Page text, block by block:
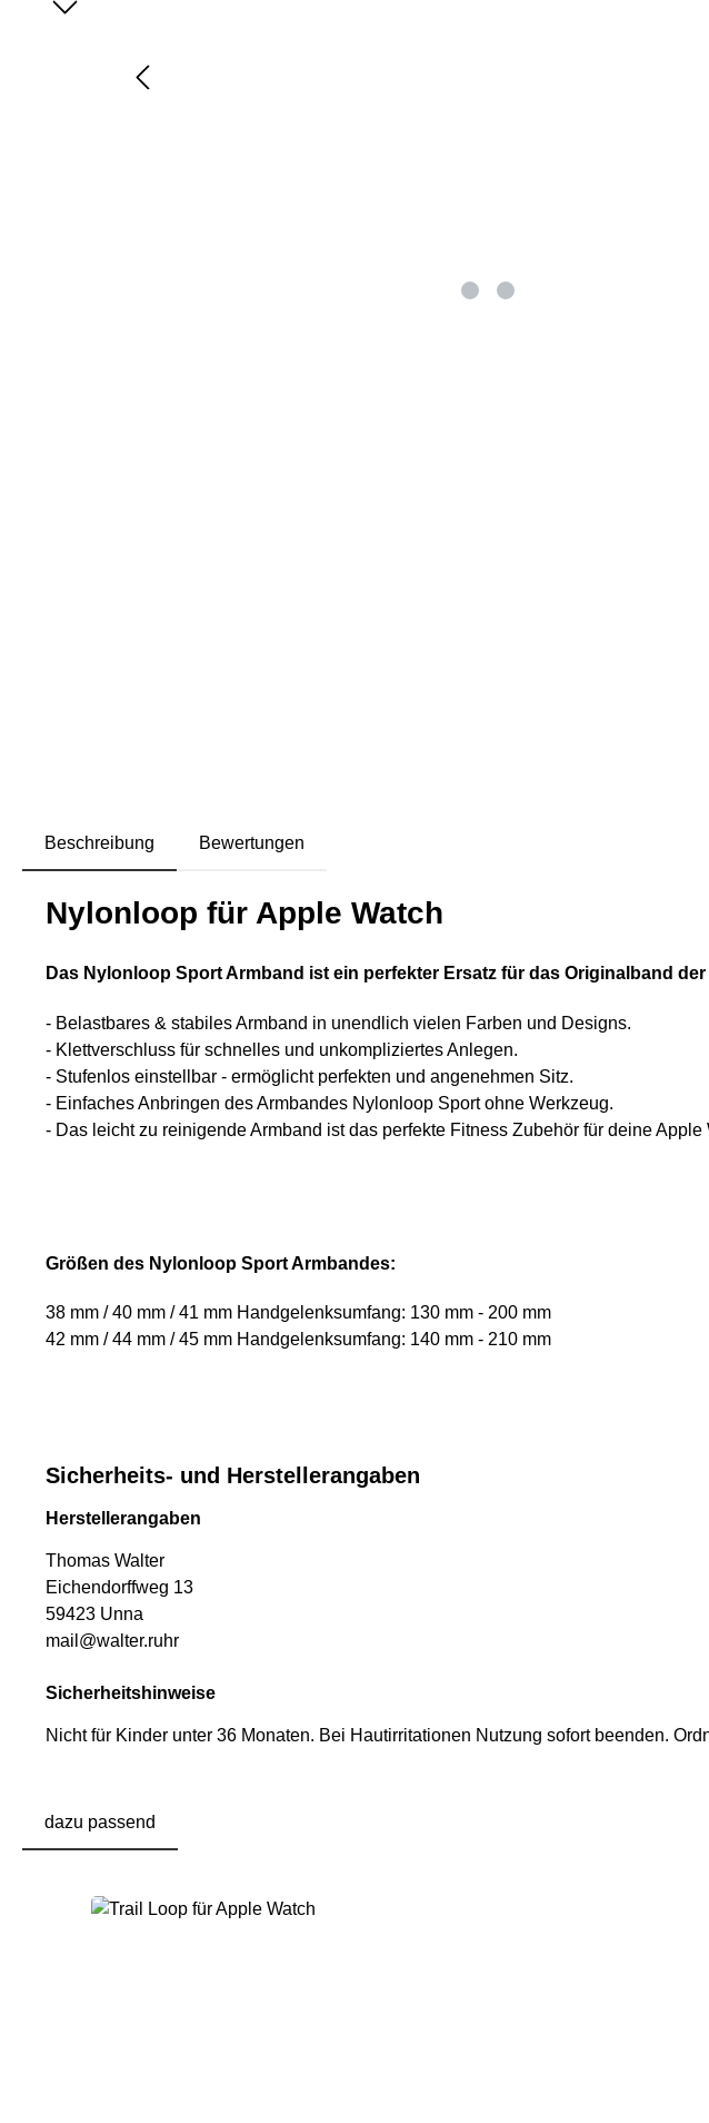
Beschreibung Bewertungen
Nylonloop für Apple Watch
Das Nylonloop Sport Armband ist ein perfekter Ersatz für das Originalband
- Belastbares & stabiles Armband in unendlich vielen Farben und Designs.
- Klettverschluss für schnelles und unkompliziertes Anlegen.
- Stufenlos einstellbar - ermöglicht perfekten und angenehmen Sitz.
- Einfaches Anbringen des Armbandes Nylonloop Sport ohne Werkzeug.
- Das leicht zu reinigende Armband ist das perfekte Fitness Zubehör für deine Apple
Größen des Nylonloop Sport Armbandes:
38 mm / 40 mm / 41 mm Handgelenksumfang: 130 mm - 200 mm
42 mm / 44 mm / 45 mm Handgelenksumfang: 140 mm - 210 mm
Sicherheits- und Herstellerangaben
Herstellerangaben
Thomas Walter
Eichendorffweg 13
59423 Unna
mail@walter.ruhr
Sicherheitshinweise
Nicht für Kinder unter 36 Monaten. Bei Hautirritationen Nutzung sofort beenden.
dazu passend